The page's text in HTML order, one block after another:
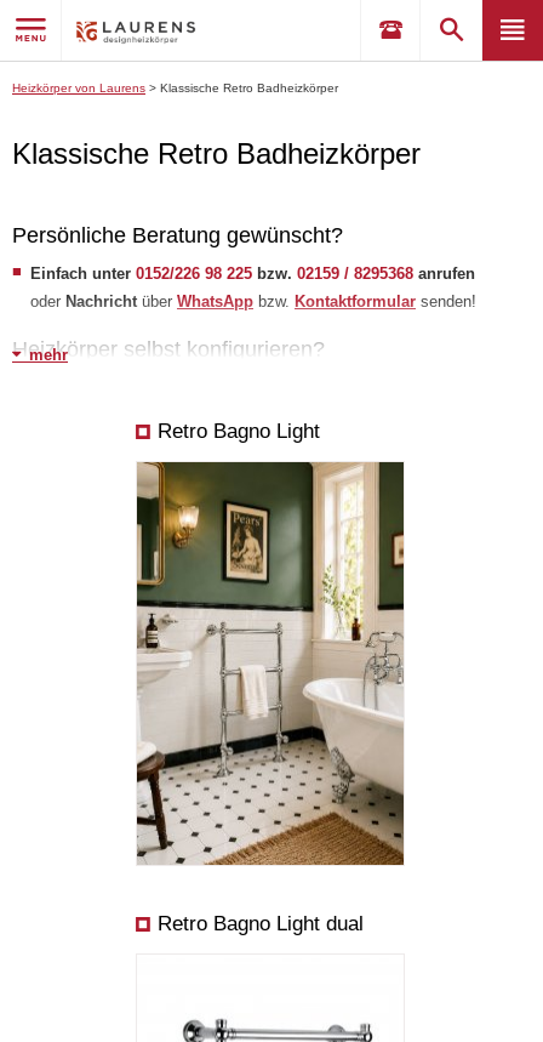
Heizkörper von Laurens > Klassische Retro Badheizkörper
Klassische Retro Badheizkörper
Persönliche Beratung gewünscht?
Einfach unter 0152/226 98 225 bzw. 02159 / 8295368 anrufen
oder Nachricht über WhatsApp bzw. Kontaktformular senden!
Heizkörper selbst konfigurieren?
mehr
Retro Bagno Light
Abmessungen:
Preis ab:
Leistung ab:
Retro Bagno Light dual